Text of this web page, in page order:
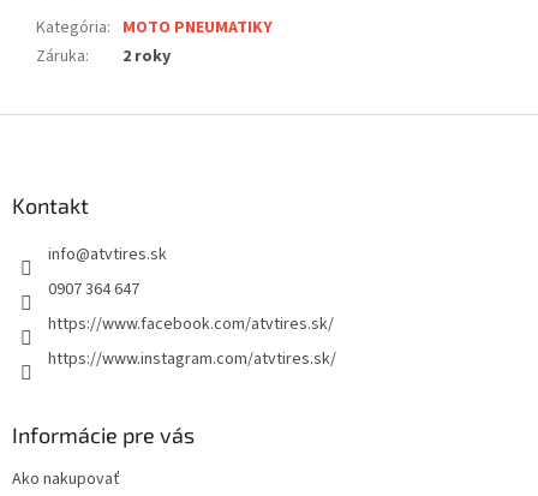
Kategória: MOTO PNEUMATIKY
Záruka: 2 roky
Kontakt
info@atvtires.sk
0907 364 647
https://www.facebook.com/atvtires.sk/
https://www.instagram.com/atvtires.sk/
Informácie pre vás
Ako nakupovať